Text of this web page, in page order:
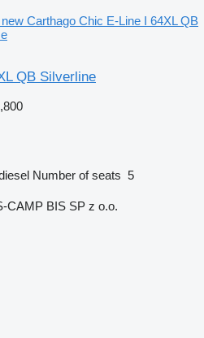
new Carthago Chic E-Line I 64XL QB
QB Silverline
Number of seats 5
CAMP BIS SP z o.o.